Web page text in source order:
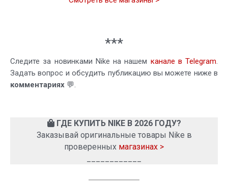
***
Следите за новинками Nike на нашем канале в Telegram.
Задать вопрос и обсудить публикацию вы можете ниже в
комментариях 💬.
ГДЕ КУПИТЬ NIKE В 2026 ГОДУ?
Заказывай оригинальные товары Nike в
проверенных магазинах >